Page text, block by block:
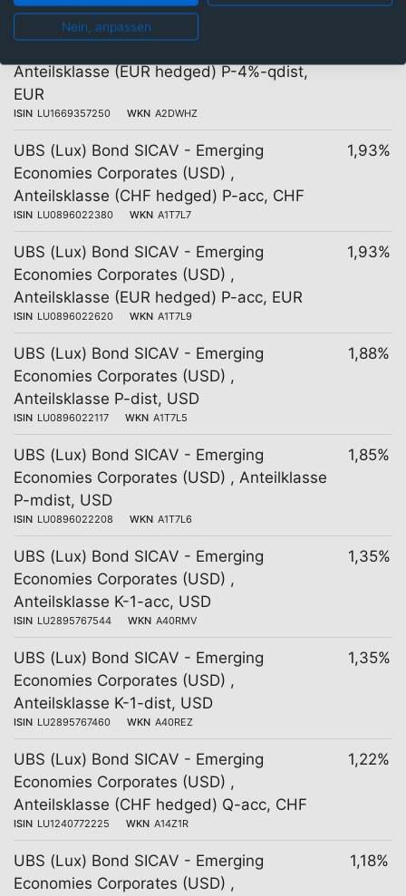
UBS (Lux) Bond SICAV - Emerging
Anteilsklasse (EUR hedged) P-4%-qdist,
EUR
ISIN LU1669357250 WKN A2DWHZ
UBS (Lux) Bond SICAV - Emerging
Economies Corporates (USD) ,
Anteilsklasse (CHF hedged) P-acc, CHF
ISIN LU0896022380 WKN A1T7L7
1,93%
UBS (Lux) Bond SICAV - Emerging
Economies Corporates (USD) ,
Anteilsklasse (EUR hedged) P-acc, EUR
ISIN LU0896022620 WKN A1T7L9
1,93%
UBS (Lux) Bond SICAV - Emerging
Economies Corporates (USD) ,
Anteilsklasse P-dist, USD
ISIN LU0896022117 WKN A1T7L5
1,88%
UBS (Lux) Bond SICAV - Emerging
Economies Corporates (USD) , Anteilklasse
P-mdist, USD
ISIN LU0896022208 WKN A1T7L6
1,85%
UBS (Lux) Bond SICAV - Emerging
Economies Corporates (USD) ,
Anteilsklasse K-1-acc, USD
ISIN LU2895767544 WKN A40RMV
1,35%
UBS (Lux) Bond SICAV - Emerging
Economies Corporates (USD) ,
Anteilsklasse K-1-dist, USD
ISIN LU2895767460 WKN A40REZ
1,35%
UBS (Lux) Bond SICAV - Emerging
Economies Corporates (USD) ,
Anteilsklasse (CHF hedged) Q-acc, CHF
ISIN LU1240772225 WKN A14Z1R
1,22%
UBS (Lux) Bond SICAV - Emerging
Economies Corporates (USD) ,
1,18%
Nein, anpassen